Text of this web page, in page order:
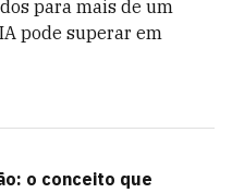
para mais de um
pode superar em
o conceito que